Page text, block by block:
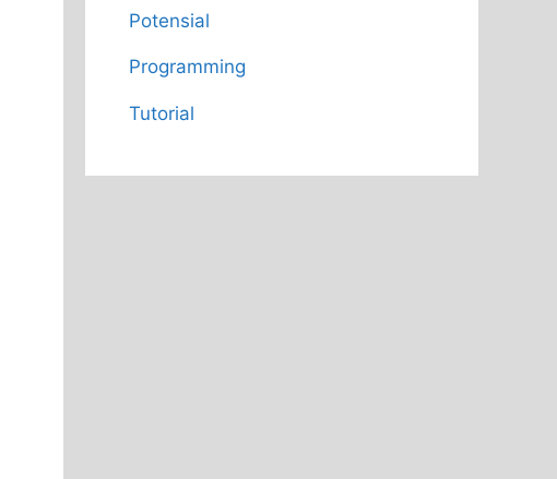
Potensial
Programming
Tutorial